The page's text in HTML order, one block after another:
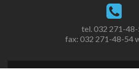
tel. 032 271-
fax: 032 271-48-54